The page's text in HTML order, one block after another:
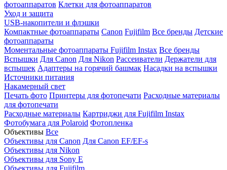
фотоаппаратов Клетки для фотоаппаратов
Уход и защита
USB-накопители и флэшки
Компактные фотоаппараты Canon Fujifilm Все бренды Детские
фотоаппараты
Моментальные фотоаппараты Fujifilm Instax Все бренды
Вспышки Для Canon Для Nikon Рассеиватели Держатели для
вспышек Адаптеры на горячий башмак Насадки на вспышки
Источники питания
Накамерный свет
Печать фото Принтеры для фотопечати Расходные материалы
для фотопечати
Расходные материалы Картриджи для Fujifilm Instax
Фотобумага для Polaroid Фотопленка
Объективы Все
Объективы для Canon Для Canon EF/EF-s
Объективы для Nikon
Объективы для Sony E
Объективы для Fujifilm